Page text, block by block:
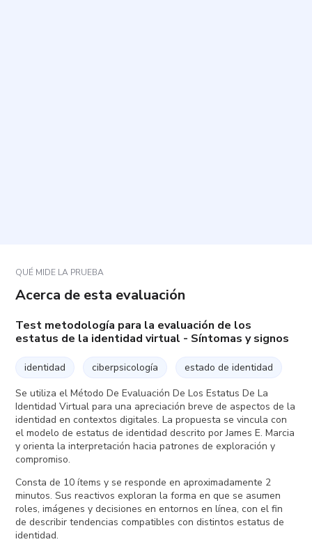
QUÉ MIDE LA PRUEBA
Acerca de esta evaluación
Test metodología para la evaluación de los
estatus de la identidad virtual - Síntomas y signos
identidad ciberpsicología
estado de identidad
Se utiliza el Método De Evaluación De Los Estatus De La
Identidad Virtual para una apreciación breve de aspectos de la
identidad en contextos digitales. La propuesta se vincula con
el modelo de estatus de identidad descrito por James E. Marcia
y orienta la interpretación hacia patrones de exploración y
compromiso.
Consta de 10 ítems y se responde en aproximadamente 2
minutos. Sus reactivos exploran la forma en que se asumen
roles, imágenes y decisiones en entornos en línea, con el fin
de describir tendencias compatibles con distintos estatus de
identidad.